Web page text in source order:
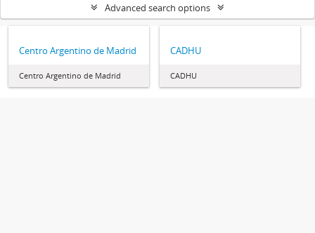
Advanced search options
Centro Argentino de Madrid
Centro Argentino de Madrid
CADHU
CADHU